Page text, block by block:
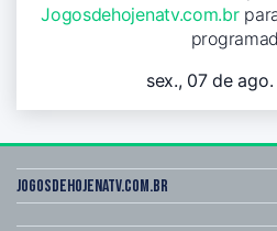
Jogosdehojenatv.com.br
sex., 07 de
Jogosdehojenatv.com.br